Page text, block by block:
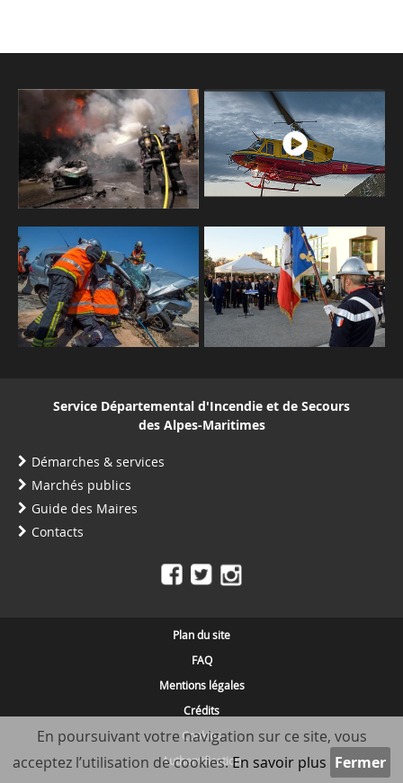
Service Départemental d'Incendie et de Secours
des Alpes-Maritimes
Démarches & services
Marchés publics
Guide des Maires
Contacts
Plan du site
FAQ
Mentions légales
Crédits
Cookies
Authentification
En poursuivant votre navigation sur ce site, vous
acceptez l’utilisation de cookies.En savoir plus